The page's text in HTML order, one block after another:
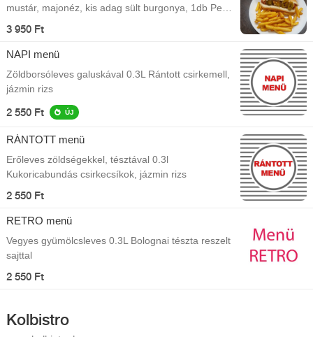
mustár, majonéz, kis adag sült burgonya, 1db Pepsi
termék üditő (0,33l)
3 950 Ft
NAPI menü
Zöldborsóleves galuskával 0.3L Rántott csirkemell,
jázmin rizs
2 550 Ft ÚJ
RÁNTOTT menü
Erőleves zöldségekkel, tésztával 0.3l
Kukoricabundás csirkecsíkok, jázmin rizs
2 550 Ft
RETRO menü
Vegyes gyümölcsleves 0.3L Bolognai tészta reszelt
sajttal
2 550 Ft
Kolbistro